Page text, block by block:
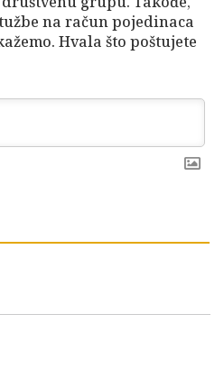
na račun pojedinaca
Hvala što poštujete